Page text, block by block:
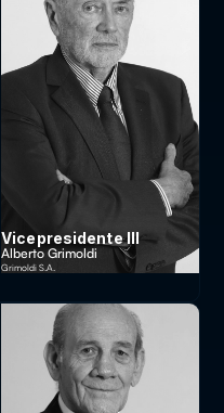
Vicepresidente III
Alberto Grimoldi
Grimoldi S.A.